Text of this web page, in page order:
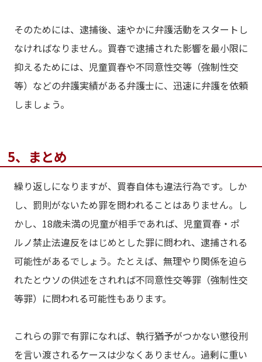
そのためには、逮捕後、速やかに弁護活動をスタートし
なければなりません。買春で逮捕された影響を最小限に
抑えるためには、児童買春や不同意性交等（強制性交
等）などの弁護実績がある弁護士に、迅速に弁護を依頼
しましょう。
5、まとめ
繰り返しになりますが、買春自体も違法行為です。しか
し、罰則がないため罪を問われることはありません。し
かし、18歳未満の児童が相手であれば、児童買春・ポ
ルノ禁止法違反をはじめとした罪に問われ、逮捕される
可能性があるでしょう。たとえば、無理やり関係を迫ら
れたとウソの供述をされれば不同意性交等罪（強制性交
等罪）に問われる可能性もあります。
これらの罪で有罪になれば、執行猶予がつかない懲役刑
を言い渡されるケースは少なくありません。過剰に重い